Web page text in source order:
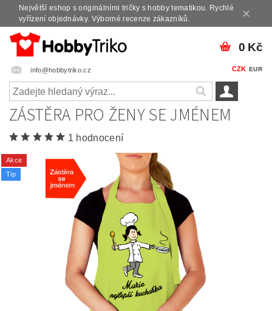
Největší eshop s originálními tričky s hobby tematikou. Rychlé
vyřízení objednávky. Výborné recenze zákazníků.
info@hobbytriko.cz CZK EUR
0 Kč
ZÁSTĚRA PRO ŽENY SE JMÉNEM
1 hodnocení
Akce
Tip